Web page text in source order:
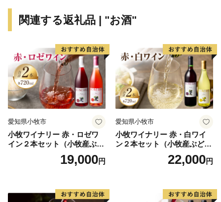
関連する返礼品 | "お酒"
愛知県小牧市
小牧ワイナリー 赤・ロゼワ
イン２本セット（小牧産ぶど
19,000円
愛知県小牧市
小牧ワイナリー 赤・白ワイ
ン２本セット（小牧産ぶどう
22,000円